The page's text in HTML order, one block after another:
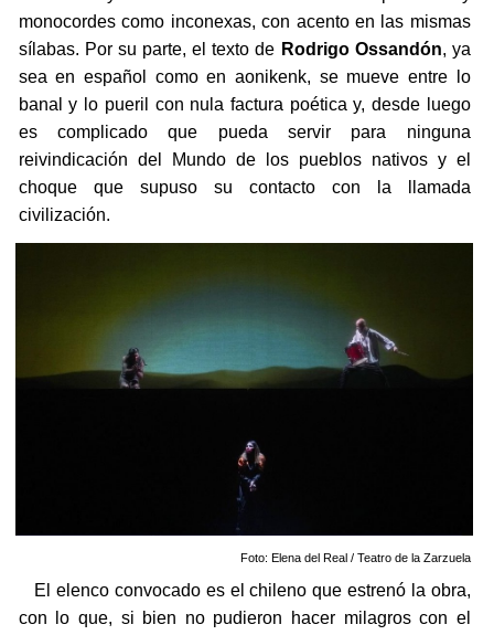
monocordes como inconexas, con acento en las mismas
sílabas. Por su parte, el texto de Rodrigo Ossandón, ya
sea en español como en aonikenk, se mueve entre lo
banal y lo pueril con nula factura poética y, desde luego
es complicado que pueda servir para ninguna
reivindicación del Mundo de los pueblos nativos y el
choque que supuso su contacto con la llamada
civilización.
Foto: Elena del Real / Teatro de la Zarzuela
El elenco convocado es el chileno que estrenó la obra,
con lo que, si bien no pudieron hacer milagros con el